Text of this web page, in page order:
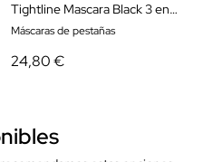
Tightline Mascara Black 3 en 1 Primer Delineador y Máscara de Pestañas
Máscaras de pestañas
24,80 €